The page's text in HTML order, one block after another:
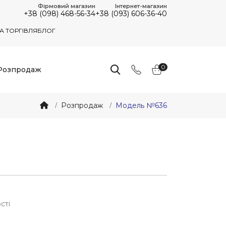
ТОРГІВЛЯБЛОГ
Фірмовий магазин
+38 (098) 468-56-34
Інтернет-магазин
+38 (093) 606-36-40
0
Розпродаж Модель №636